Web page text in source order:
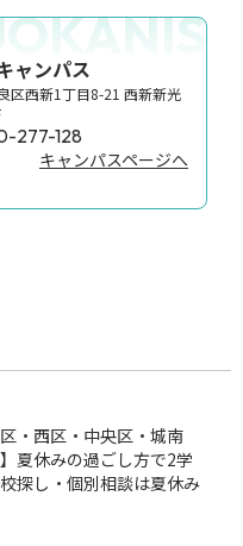
ャンパス
区西新1丁目8-21 西新新光
277-128
キャンパスページへ
区・西区・中央区・城南
夏休みの過ごし方で2学
探し・個別相談は夏休み